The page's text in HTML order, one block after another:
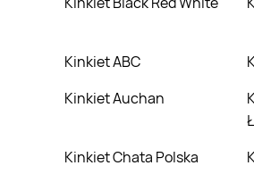
Kinkiet ABC
Kinkiet Auchan
Kinkiet
Kinkiet Chata Polska
Kinkiet